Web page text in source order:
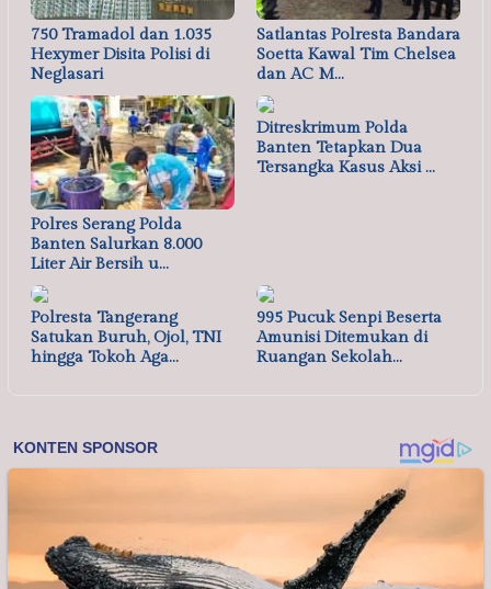
750 Tramadol dan 1.035
Hexymer Disita Polisi di
Neglasari
Satlantas Polresta Bandara
Soetta Kawal Tim Chelsea
dan AC M…
Polres Serang Polda
Banten Salurkan 8.000
Liter Air Bersih u…
Ditreskrimum Polda
Banten Tetapkan Dua
Tersangka Kasus Aksi …
Polresta Tangerang
Satukan Buruh, Ojol, TNI
hingga Tokoh Aga…
995 Pucuk Senpi Beserta
Amunisi Ditemukan di
Ruangan Sekolah…